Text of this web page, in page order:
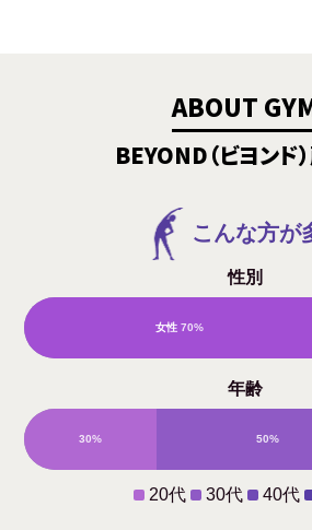
ABOUT
BEYOND（ビヨンド
こんな方が
性別
女性 70%
年齢
30% 50%
20代 30代 40代